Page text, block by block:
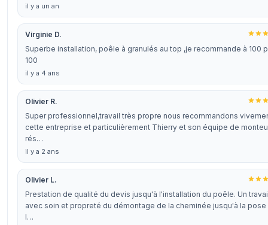
il y a un an
Virginie D.
Superbe installation, poêle à granulés au top ,je recommande à 100
100
il y a 4 ans
Olivier R.
Super professionnel,travail très propre nous recommandons
cette entreprise et particulièrement Thierry et son équipe de
rés…
il y a 2 ans
Olivier L.
Prestation de qualité du devis jusqu'à l'installation du poêle. Un
avec soin et propreté du démontage de la cheminée jusqu'à la pose
l…